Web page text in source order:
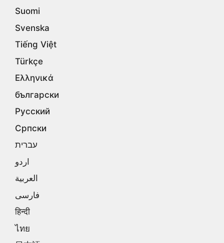
Suomi
Svenska
Tiếng Việt
Türkçe
Ελληνικά
български
Русский
Српски
עברית
اردو
العربية
فارسی
हिन्दी
ไทย